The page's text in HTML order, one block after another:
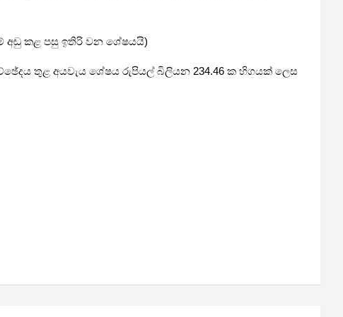
අඩු කළ පසු ඉතිරි වන ශේෂයයි)
තුළ අයවැය ශේෂය රුපියල් බිලියන 234.46 ක හිගයක් ලෙස